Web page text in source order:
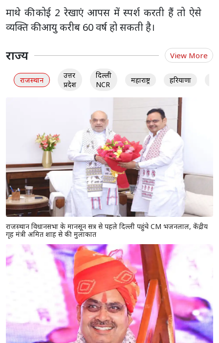
माथे की कोई 2 रेखाएं आपस में स्पर्श करती हैं तो ऐसे
व्यक्ति की आयु करीब 60 वर्ष हो सकती है।
राज्य View More
राजस्थान
उत्तर
प्रदेश
दिल्ली
NCR
महाराष्ट्र हरियाणा
राजस्थान विधानसभा के मानसून सत्र से पहले दिल्ली पहुंचे CM भजनलाल, केंद्रीय
गृह मंत्री अमित शाह से की मुलाकात